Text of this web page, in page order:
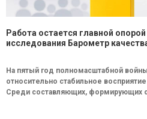
Работа остается главной
исследования Барометр
На пятый год полномасштабной
относительно стабильное
Среди составляющих, формирующих